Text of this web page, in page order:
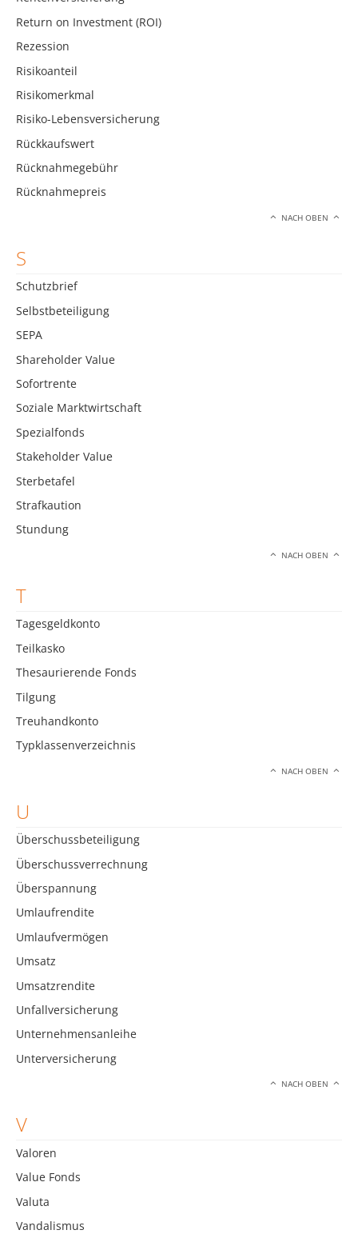
Return on Investment (ROI)
Rezession
Risikoanteil
Risikomerkmal
Risiko-Lebensversicherung
Rückkaufswert
Rücknahmegebühr
Rücknahmepreis
NACH OBEN
S
Schutzbrief
Selbstbeteiligung
SEPA
Shareholder Value
Sofortrente
Soziale Marktwirtschaft
Spezialfonds
Stakeholder Value
Sterbetafel
Strafkaution
Stundung
NACH OBEN
T
Tagesgeldkonto
Teilkasko
Thesaurierende Fonds
Tilgung
Treuhandkonto
Typklassenverzeichnis
NACH OBEN
U
Überschussbeteiligung
Überschussverrechnung
Überspannung
Umlaufrendite
Umlaufvermögen
Umsatz
Umsatzrendite
Unfallversicherung
Unternehmensanleihe
Unterversicherung
NACH OBEN
V
Valoren
Value Fonds
Valuta
Vandalismus